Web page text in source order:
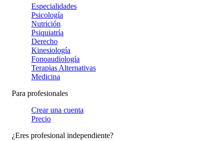
Especialidades
Psicología
Nutrición
Psiquiatría
Derecho
Kinesiología
Fonoaudiología
Terapias Alternativas
Medicina
Para profesionales
Crear una cuenta
Precio
¿Eres profesional independiente?